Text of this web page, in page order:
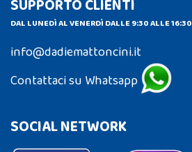
SUPPORTO CLIENTI
DAL LUNEDÌ AL VENERDÌ DALLE 9:30 ALLE 16:30
info@dadiemattoncini.it
Contattaci su Whatsapp
SOCIAL NETWORK